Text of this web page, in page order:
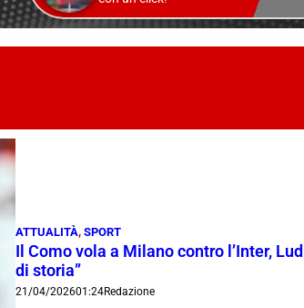
ATTUALITÀ,SPORT
Il Como vola a Milano contro l’Inter,
di storia”
21/04/202601:24Redazione